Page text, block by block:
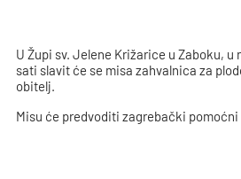
U Župi sv. Jelene Križarice u Zaboku, u
sati slavit će se misa zahvalnica za
obitelj.
Misu će predvoditi zagrebački